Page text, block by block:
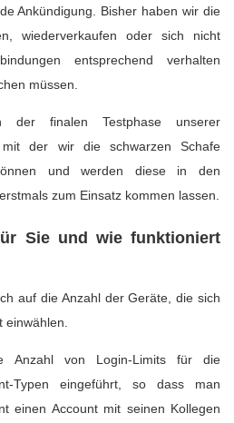
Ankündigung. Bisher haben wir die
wiederverkaufen oder sich nicht
entsprechend verhalten
müssen.
finalen Testphase unserer
mit der wir die schwarzen Schafe
und werden diese in den
zum Einsatz kommen lassen.
Sie und wie funktioniert
auf die Anzahl der Geräte, die sich
einwählen.
Anzahl von Login-Limits für die
Typen eingeführt, so dass man
einen Account mit seinen Kollegen